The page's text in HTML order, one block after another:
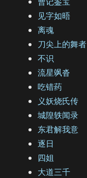
见字如晤
离魂
刀尖上的舞者
不识
流星飒沓
吃错药
义妖烧氏传
城隍轶闻录
东君解我意
逐日
四姐
大道三千